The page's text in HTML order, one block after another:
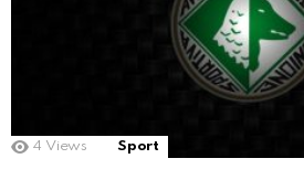
4 Views Sport